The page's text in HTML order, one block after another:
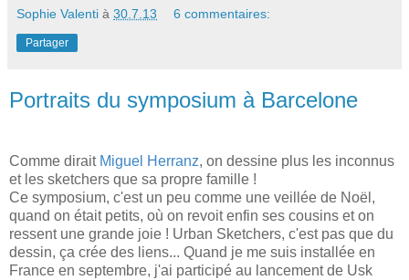
Sophie Valenti à 30.7.13 6 commentaires:
Partager
Portraits du symposium à Barcelone
Comme dirait Miguel Herranz, on dessine plus les inconnus
et les sketchers que sa propre famille !
Ce symposium, c'est un peu comme une veillée de Noël,
quand on était petits, où on revoit enfin ses cousins et on
ressent une grande joie ! Urban Sketchers, c'est pas que du
dessin, ça crée des liens... Quand je me suis installée en
France en septembre, j'ai participé au lancement de Usk